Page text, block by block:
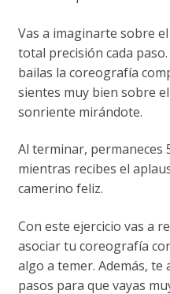
Vas a imaginarte sobre
total precisión cada
bailas la coreografía
sientes muy bien sobre
sonriente mirándote.
Al terminar, permaneces
mientras recibes el
camerino feliz.
Con este ejercicio vas a
asociar tu coreografía
algo a temer. Además,
pasos para que vayas